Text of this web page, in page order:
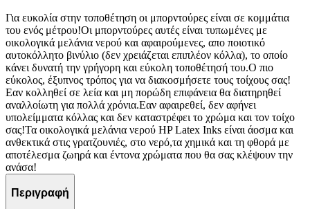
Για ευκολία στην τοποθέτηση οι μπορντούρες είναι σε κομμάτια
του ενός μέτρου!Οι μπορντούρες αυτές είναι τυπωμένες με
οικολογικά μελάνια νερού και αφαιρούμενες, απο ποιοτικό
αυτοκόλλητο βινύλιο (δεν χρειάζεται επιπλέον κόλλα), το οποίο
κάνει δυνατή την γρήγορη και εύκολη τοποθέτησή του.Ο πιο
εύκολος, έξυπνος τρόπος για να διακοσμήσετε τους τοίχους σας!
Εαν κολληθεί σε λεία και μη πορώδη επιφάνεια θα διατηρηθεί
αναλλοίωτη για πολλά χρόνια.Εαν αφαιρεθεί, δεν αφήνει
υπολείμματα κόλλας και δεν καταστρέφει το χρώμα και τον τοίχο
σας!Τα οικολογικά μελάνια νερού HP Latex Inks είναι άοσμα και
ανθεκτικά στις γρατζουνιές, στο νερό,τα χημικά και τη φθορά με
αποτέλεσμα ζωηρά και έντονα χρώματα που θα σας κλέψουν την
ανάσα!
Περιγραφή